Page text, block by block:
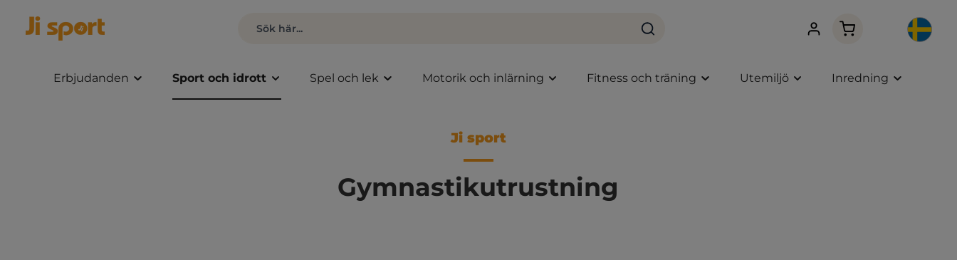
Varukorgen
Erbjudanden Sport och idrott Spel och lek Motorik och inlärning Fitness och träning Utemiljö Inredning
Ji sport
Gymnastikutrustning